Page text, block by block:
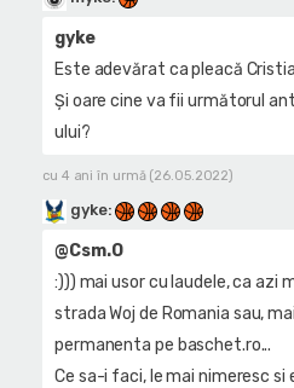
gyke
Este adevărat ca pleacă
Și oare cine va fii următorul
ului?
cu 4 ani în urmă (26.05.2022)
gyke:
@Csm.O
:))) mai usor cu laudele, ca azi
strada Woj de Romania sau,
permanenta pe baschet.ro...
Ce sa-i faci, le mai nimeresc si